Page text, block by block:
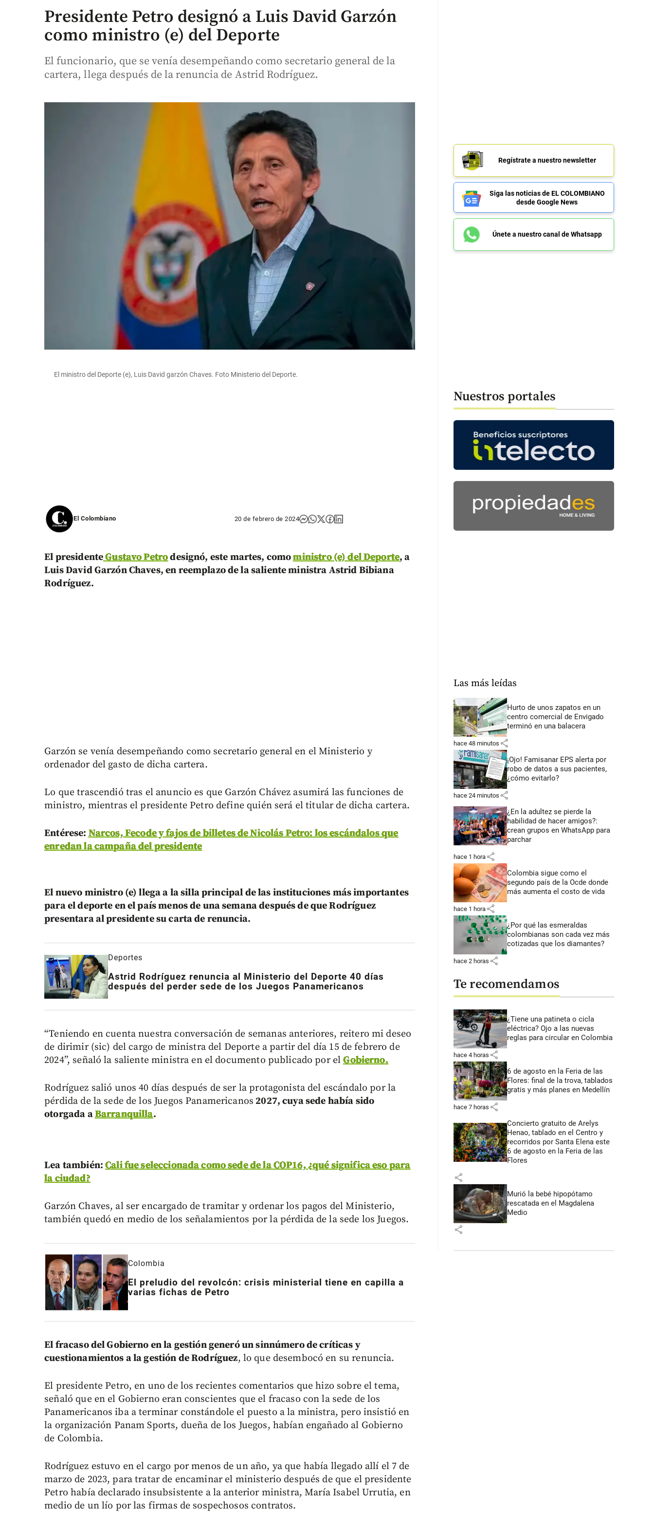
Presidente Petro designó a Luis David Garzón
como ministro (e) del Deporte
El funcionario, que se venía desempeñando como secretario general de la
cartera, llega después de la renuncia de Astrid Rodríguez.
El ministro del Deporte (e), Luis David garzón Chaves. Foto Ministerio del Deporte.
El Colombiano 20 de febrero de 2024
El presidenteGustavo Petrodesignó, este martes, comoministro (e) del Deporte, a
Luis David Garzón Chaves, en reemplazo de la saliente ministra Astrid Bibiana
Rodríguez.
Garzón se venía desempeñando como secretario general en el Ministerio y
ordenador del gasto de dicha cartera.
Lo que trascendió tras el anuncio es que Garzón Chávez asumirá las funciones de
ministro, mientras el presidente Petro define quién será el titular de dicha cartera.
Entérese:Narcos, Fecode y fajos de billetes de Nicolás Petro: los escándalos que
enredan la campaña del presidente
El nuevo ministro (e) llega a la silla principal de las instituciones más importantes
para el deporte en el país menos de una semana después de que Rodríguez
presentara al presidente su carta de renuncia.
Deportes
Astrid Rodríguez renuncia al Ministerio del Deporte40 días
después del perder sede de los Juegos Panamericanos
“Teniendo en cuenta nuestra conversación de semanas anteriores, reitero mi deseo
de dirimir (sic) del cargo de ministra del Deporte a partir del día 15 de febrero de
2024”, señaló la saliente ministra en el documento publicado por elGobierno.
Rodríguez salió unos 40 días después de ser la protagonista del escándalo por la
pérdida de la sede de los Juegos Panamericanos 2027, cuya sede había sido
otorgada aBarranquilla.
Lea también:Cali fue seleccionada como sede de la COP16, ¿qué significa eso para
la ciudad?
Garzón Chaves, al ser encargado de tramitar y ordenar los pagos del Ministerio,
también quedó en medio de los señalamientos por la pérdida de la sede los Juegos.
Colombia
El preludio del revolcón: crisis ministerial tiene en capilla a
varias fichas de Petro
El fracaso del Gobierno en la gestión generó un sinnúmero de críticas y
cuestionamientos a la gestión de Rodríguez, lo que desembocó en su renuncia.
El presidente Petro, en uno de los recientes comentarios que hizo sobre el tema,
señaló que en el Gobierno eran conscientes que el fracaso con la sede de los
Panamericanos iba a terminar constándole el puesto a la ministra, pero insistió en
la organización Panam Sports, dueña de los Juegos, habían engañado al Gobierno
de Colombia.
Rodríguez estuvo en el cargo por menos de un año, ya que había llegado allí el 7 de
marzo de 2023, para tratar de encaminar el ministerio después de que el presidente
Petro había declarado insubsistente a la anterior ministra, María Isabel Urrutia, en
medio de un lío por las firmas de sospechosos contratos.
Regístrate a nuestro newsletter
Siga las noticias de EL COLOMBIANO
desde Google News
Únete a nuestro canal de Whatsapp
Nuestros portales
Las más leídas
Hurto de unos zapatos en un
centro comercial de Envigado
terminó en una balacera
hace 48 minutos share
¡Ojo! Famisanar EPS alerta por
robo de datos a sus pacientes,
¿cómo evitarlo?
hace 24 minutos share
¿En la adultez se pierde la
habilidad de hacer amigos?:
crean grupos en WhatsApp para
parchar
hace 1 hora share
Colombia sigue como el
segundo país de la Ocde donde
más aumenta el costo de vida
hace 1 hora share
¿Por qué las esmeraldas
colombianas son cada vez más
cotizadas que los diamantes?
hace 2 horas share
Te recomendamos
¿Tiene una patineta o cicla
eléctrica? Ojo a las nuevas
reglas para circular en Colombia
hace 4 horas share
6 de agosto en la Feria de las
Flores: final de la trova, tablados
gratis y más planes en Medellín
hace 7 horas share
Concierto gratuito de Arelys
Henao, tablado en el Centro y
recorridos por Santa Elena este
6 de agosto en la Feria de las
Flores
share
Murió la bebé hipopótamo
rescatada en el Magdalena
Medio
share